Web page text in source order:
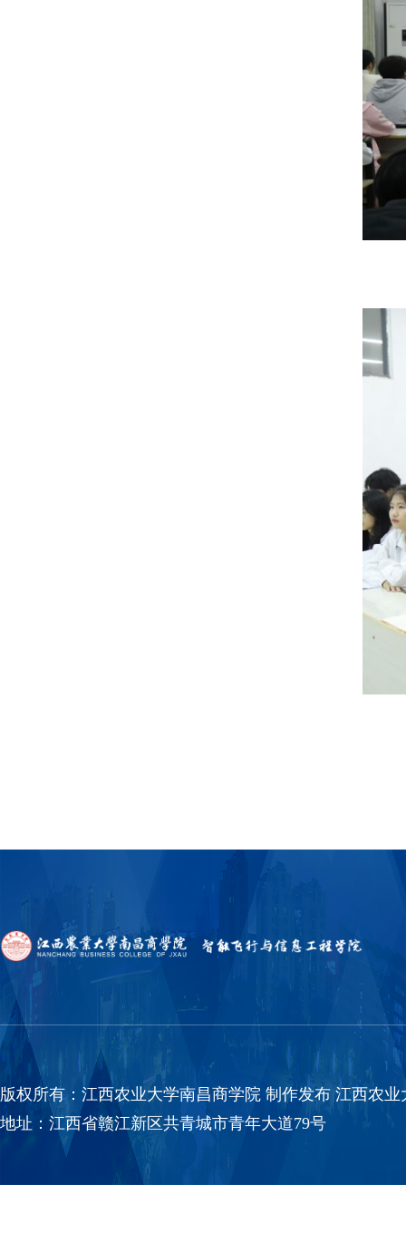
版权所有：江西农业大学南昌商学院 制作发布 江西农
地址：江西省赣江新区共青城市青年大道79号